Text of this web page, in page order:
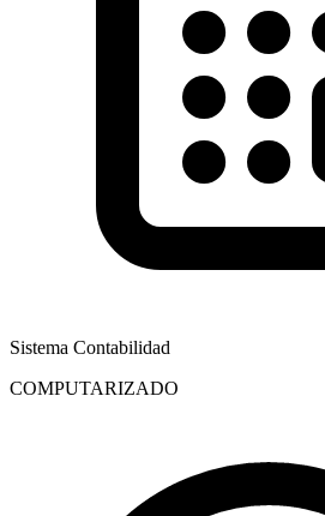
Sistema Contabilidad
COMPUTARIZADO